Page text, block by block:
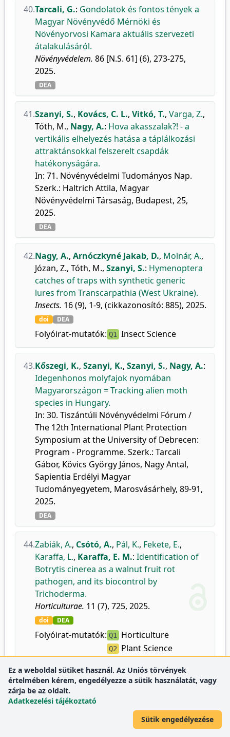
40.Tarcali, G.: Gondolatok és fontos tények a
Magyar Növényvédő Mérnöki és
Növényorvosi Kamara aktuális szervezeti
átalakulásáról.
Növényvédelem. 86 [N.S. 61] (6), 273-275,
2025.
DEA
41.Szanyi, S., Kovács, C. L., Vitkó, T., Varga, Z.,
Tóth, M., Nagy, A.: Hova akasszalak?! - a
vertikális elhelyezés hatása a táplálkozási
attraktánsokkal felszerelt csapdák
hatékonyságára.
In: 71. Növényvédelmi Tudományos Nap.
Szerk.: Haltrich Attila, Magyar
Növényvédelmi Társaság, Budapest, 25,
2025.
DEA
42.Nagy, A., Arnóczkyné Jakab, D., Molnár, A.,
Józan, Z., Tóth, M., Szanyi, S.: Hymenoptera
catches of traps with synthetic generic
lures from Transcarpathia (West Ukraine).
Insects. 16 (9), 1-9, (cikkazonosító: 885), 2025.
doi DEA
Folyóirat-mutatók: Q1 Insect Science
43.Kőszegi, K., Szanyi, K., Szanyi, S., Nagy, A.:
Idegenhonos molyfajok nyomában
Magyarországon = Tracking alien moth
species in Hungary.
In: 30. Tiszántúli Növényvédelmi Fórum /
The 12th International Plant Protection
Symposium at the University of Debrecen:
Program - Programme. Szerk.: Tarcali
Gábor, Kövics György János, Nagy Antal,
Sapientia Erdélyi Magyar
Tudományegyetem, Marosvásárhely, 89-91,
2025.
DEA
44.Zabiák, A., Csótó, A., Pál, K., Fekete, E.,
Karaffa, L., Karaffa, E. M.: Identification of
Botrytis cinerea as a walnut fruit rot
pathogen, and its biocontrol by
Trichoderma.
Horticulturae. 11 (7), 725, 2025.
doi DEA
Folyóirat-mutatók: Q1 Horticulture
Q2 Plant Science
45.Vasquez, S. R.,Zabiák, A.,Csótó, A.,Karaffa,
E. M.:Inhibition of Botritis cinerea mycelial
growth and alteration of root development
of tomato seeds by soluble and volatile
metabolites of Trichoderma afroharzianum
Ez a weboldal sütiket használ. Az Uniós törvények
értelmében kérem, engedélyezze a sütik használatát, vagy
zárja be az oldalt.
Adatkezelési tájékoztató
Sütik engedélyezése